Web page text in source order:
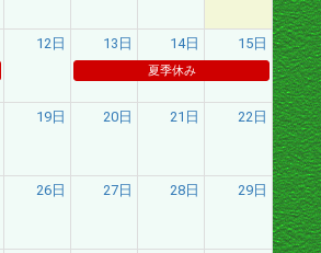
12日 13日
夏季休み
14日 15日
19日 20日 21日 22日
26日 27日 28日 29日